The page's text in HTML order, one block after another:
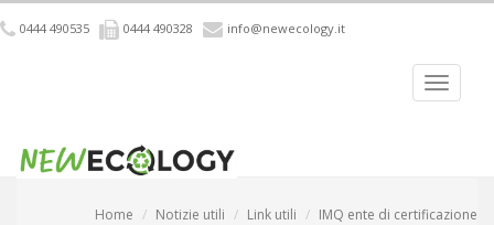
0444 490535 0444 490328 info@newecology.it
Home Notizie utili Link utili IMQ ente di certificazione